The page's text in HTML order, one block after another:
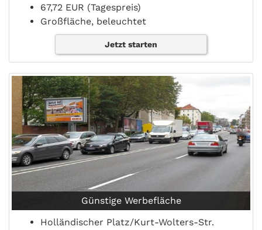
67,72 EUR (Tagespreis)
Großfläche, beleuchtet
Jetzt starten
Günstige Werbefläche
Holländischer Platz/Kurt-Wolters-Str.